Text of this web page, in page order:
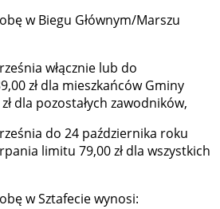
w Biegu Głównym/Marszu
włącznie lub do
zł dla mieszkańców Gminy
dla pozostałych zawodników,
do 24 października roku
limitu 79,00 zł dla wszystkich
w Sztafecie wynosi: